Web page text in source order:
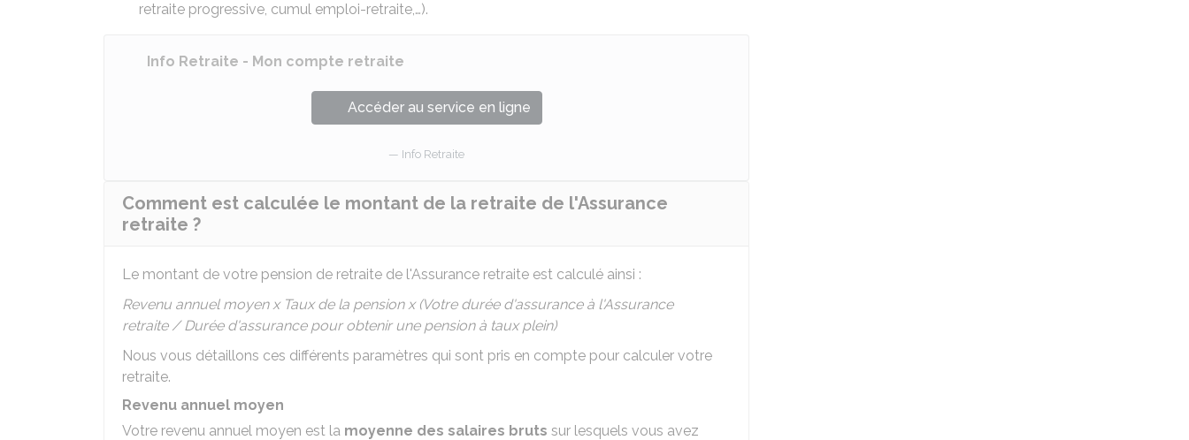
retraite progressive, cumul emploi-retraite,…).
Info Retraite - Mon compte retraite
Accéder au service en ligne
Info Retraite
Comment est calculée le montant de la retraite de l'Assurance
retraite ?
Le montant de votre pension de retraite de l'Assurance retraite est calculé ainsi :
Revenu annuel moyen x Taux de la pension x (Votre durée d'assurance à l'Assurance
retraite / Durée d'assurance pour obtenir une pension à taux plein)
Nous vous détaillons ces différents paramètres qui sont pris en compte pour calculer votre
retraite.
Revenu annuel moyen
Votre revenu annuel moyen est la moyenne des salaires bruts sur lesquels vous avez